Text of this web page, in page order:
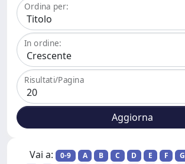
Ordina per:
In ordine:
Risultati/Pagina
Vai a: 0-9 A B C D E F G